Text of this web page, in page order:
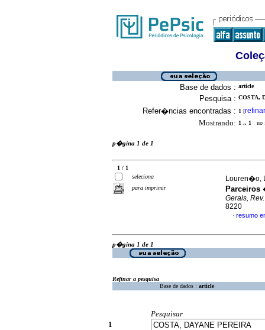
Base de dados : article
Pesquisa : COSTA,
Refer�ncias encontradas : 1 [refinar
Mostrando: 1 .. 1 no
p�gina 1 de 1
1 / 1
seleciona
para imprimir
Louren�o,
Gerais,
8220
· resumo
p�gina 1 de 1
Refinar a pesquisa
Base de dados : article
Pesquisar
1